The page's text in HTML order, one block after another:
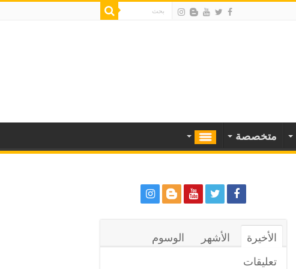
متخصصة
الأخيرة الأشهر
الوسوم
تعليقات